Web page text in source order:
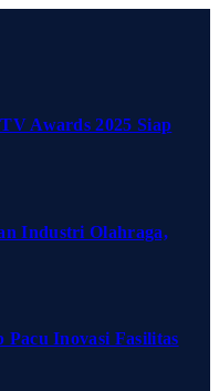
Awards 2025 Siap
Industri Olahraga,
Pacu Inovasi Fasilitas